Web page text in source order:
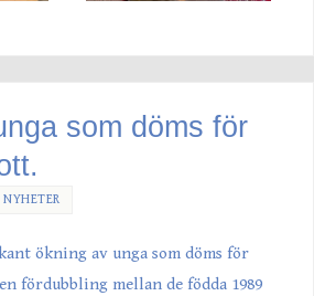
som döms för
NYHETER
ökning av unga som döms för
fördubbling mellan de födda 1989